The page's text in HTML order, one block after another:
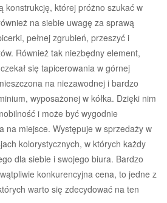
konstrukcję, której próżno szukać w
na siebie uwagę za sprawą
pełnej zgrubień, przeszyć i
Również tak niezbędny element,
się tapicerowania w górnej
na niezawodnej i bardzo
wyposażonej w kółka. Dzięki nim
i może być wygodnie
na miejsce. Występuje w sprzedaży w
kolorystycznych, w których każdy
dla siebie i swojego biura. Bardzo
konkurencyjna cena, to jedne z
warto się zdecydować na ten